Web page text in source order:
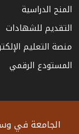
المنح الدراسية
التقديم للشهادات
منصة التعليم
المستودع الرقمي
الجامعة في